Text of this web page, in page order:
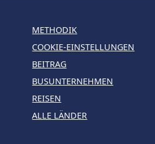
METHODIK
COOKIE-EINSTELLUNGEN
BEITRAG
BUSUNTERNEHMEN
REISEN
ALLE LÄNDER